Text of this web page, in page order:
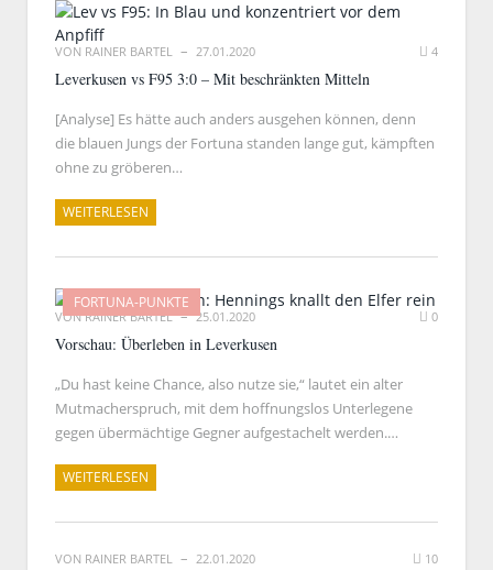
VON RAINER BARTEL 27.01.2020 4
Leverkusen vs F95 3:0 – Mit beschränkten Mitteln
[Analyse] Es hätte auch anders ausgehen können, denn
die blauen Jungs der Fortuna standen lange gut, kämpften
ohne zu gröberen…
WEITERLESEN
FORTUNA-PUNKTE
VONRAINER BARTEL 25.01.2020 0
Vorschau: Überleben in Leverkusen
„Du hast keine Chance, also nutze sie,“ lautet ein alter
Mutmacherspruch, mit dem hoffnungslos Unterlegene
gegen übermächtige Gegner aufgestachelt werden.…
WEITERLESEN
VON RAINER BARTEL 22.01.2020 10